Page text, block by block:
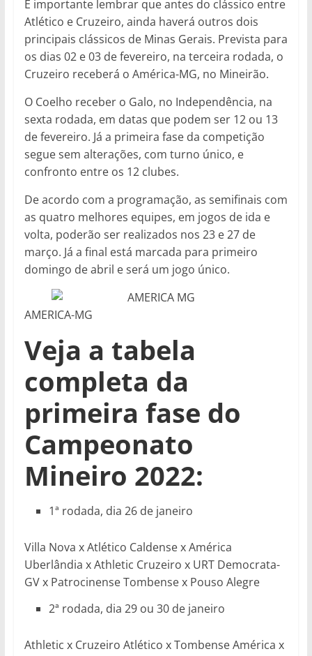
É importante lembrar que antes do clássico entre
Atlético e Cruzeiro, ainda haverá outros dois
principais clássicos de Minas Gerais. Prevista para
os dias 02 e 03 de fevereiro, na terceira rodada, o
Cruzeiro receberá o América-MG, no Mineirão.
O Coelho receber o Galo, no Independência, na
sexta rodada, em datas que podem ser 12 ou 13
de fevereiro. Já a primeira fase da competição
segue sem alterações, com turno único, e
confronto entre os 12 clubes.
De acordo com a programação, as semifinais com
as quatro melhores equipes, em jogos de ida e
volta, poderão ser realizados nos 23 e 27 de
março. Já a final está marcada para primeiro
domingo de abril e será um jogo único.
AMERICA-MG
Veja a tabela
completa da
primeira fase do
Campeonato
Mineiro 2022:
1ª rodada, dia 26 de janeiro
Villa Nova x Atlético Caldense x América
Uberlândia x Athletic Cruzeiro x URT Democrata-
GV x Patrocinense Tombense x Pouso Alegre
2ª rodada, dia 29 ou 30 de janeiro
Athletic x Cruzeiro Atlético x Tombense América x